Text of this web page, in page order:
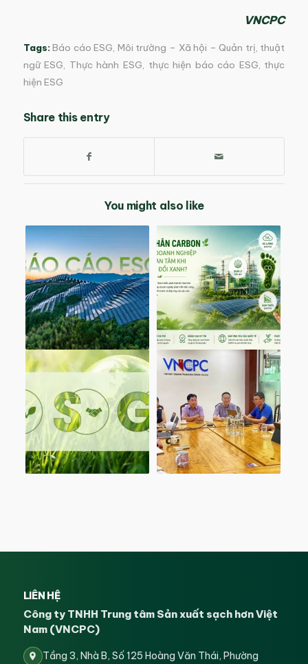
VNCPC
Tags: Báo cáo ESG, Môi trường – Xã hội – Quản trị, thuật
ngữ ESG, Thực hành ESG, thực hiện báo cáo ESG, thực
hiện ESG
Share this entry
You might also like
LIÊN HỆ
Công ty TNHH Trung tâm Sản xuất sạch hơn Việt
Nam (VNCPC)
Tầng 3, Nhà B, Số 125 Hoàng Văn Thái, Phường